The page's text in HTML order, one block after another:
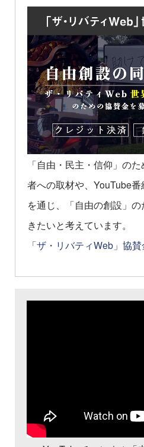
「自由・民主・信仰」の
者への取材や、YouTube
を通じ、「自由の創設」
きたいと考えています。
「ザ・リバティWeb」協